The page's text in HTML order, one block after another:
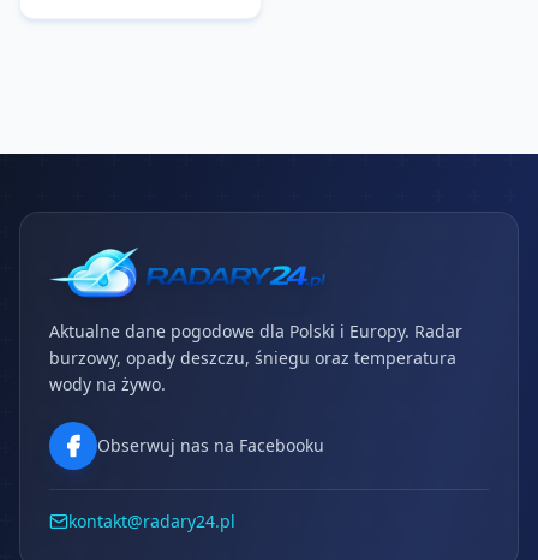
Aktualne dane pogodowe dla Polski i Europy. Radar
burzowy, opady deszczu, śniegu oraz temperatura
wody na żywo.
Obserwuj nas na Facebooku
kontakt@radary24.pl